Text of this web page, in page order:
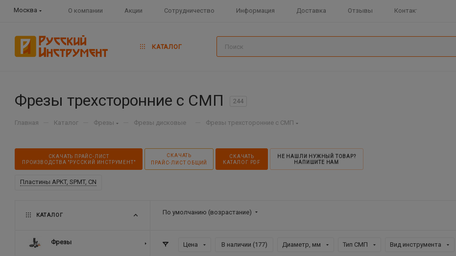
Москва О компании Акции Сотрудничество Информация Доставка Отзывы Контакты
КАТАЛОГ
Фрезы трехсторонние с СМП 244
Главная Каталог Фрезы Фрезы дисковые Фрезы трехсторонние с СМП
СКАЧАТЬ ПРАЙС-ЛИСТ
ПРОИЗВОДСТВА "РУССКИЙ ИНСТРУМЕНТ"
СКАЧАТЬ
ПРАЙС-ЛИСТ ОБЩИЙ
СКАЧАТЬ
КАТАЛОГ PDF
НЕ НАШЛИ НУЖНЫЙ ТОВАР?
НАПИШИТЕ НАМ
Пластины APKT, SPMT, CN
По умолчанию (возрастание)
Цена В наличии (177) Диаметр, мм Тип СМП Вид инструмента
КАТАЛОГ
Фрезы